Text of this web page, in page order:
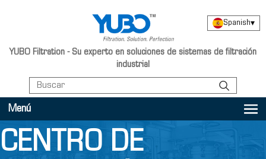
YUBO Filtration - Su experto en soluciones de sistemas de filtración
industrial
Spanish▾
Menú
CENTRO DE